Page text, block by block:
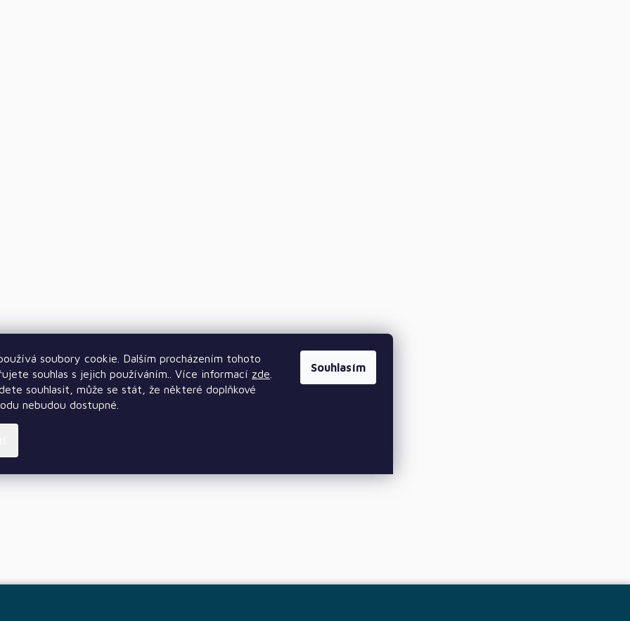
soubory cookie. Dalším procházením tohoto
souhlas s jejich používáním.. Více informací zde
souhlasit, může se stát, že některé doplňkové
nebudou dostupné.
Souhlasím